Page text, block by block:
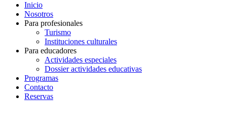
Inicio
Nosotros
Para profesionales
Turismo
Instituciones culturales
Para educadores
Actividades especiales
Dossier actividades educativas
Programas
Contacto
Reservas